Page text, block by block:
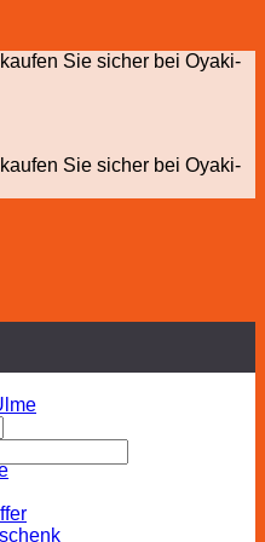
Sie sicher bei Oyaki-
Sie sicher bei Oyaki-